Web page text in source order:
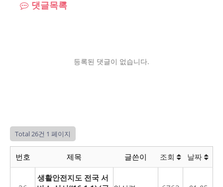
댓글목록
등록된 댓글이 없습니다.
Total 26건 1 페이지
번호 제목 글쓴이 조회 날짜
생활안전지도 전국 서